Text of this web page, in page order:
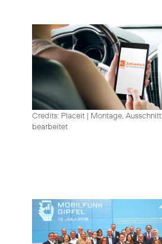
Credits: Placeit | Montage, Ausschnitt
bearbeitet